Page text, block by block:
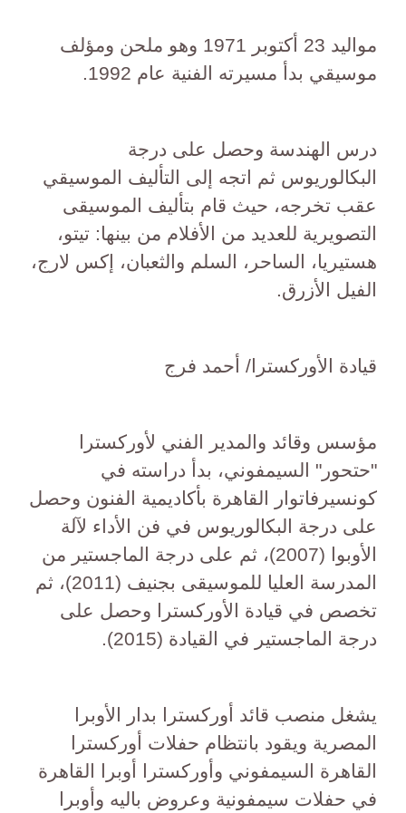
مواليد 23 أكتوبر 1971 وهو ملحن ومؤلف
موسيقي بدأ مسيرته الفنية عام 1992.
درس الهندسة وحصل على درجة
البكالوريوس ثم اتجه إلى التأليف الموسيقي
عقب تخرجه، حيث قام بتأليف الموسيقى
التصويرية للعديد من الأفلام من بينها: تيتو،
هستيريا، الساحر، السلم والثعبان، إكس لارج،
الفيل الأزرق.
قيادة الأوركسترا/ أحمد فرج
مؤسس وقائد والمدير الفني لأوركسترا
"حتحور" السيمفوني، بدأ دراسته في
كونسيرفاتوار القاهرة بأكاديمية الفنون وحصل
على درجة البكالوريوس في فن الأداء لآلة
الأوبوا (2007)، ثم على درجة الماجستير من
المدرسة العليا للموسيقى بجنيف (2011)، ثم
تخصص في قيادة الأوركسترا وحصل على
درجة الماجستير في القيادة (2015).
يشغل منصب قائد أوركسترا بدار الأوبرا
المصرية ويقود بانتظام حفلات أوركسترا
القاهرة السيمفوني وأوركسترا أوبرا القاهرة
في حفلات سيمفونية وعروض باليه وأوبرا